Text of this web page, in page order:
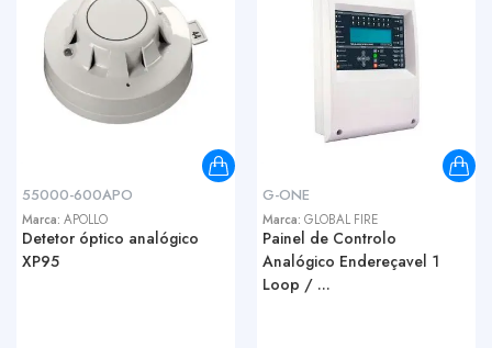
55000-600APO
Marca: APOLLO
Detetor óptico analógico
XP95
G-ONE
Marca: GLOBAL FIRE
Painel de Controlo
Analógico Endereçavel 1
Loop / ...